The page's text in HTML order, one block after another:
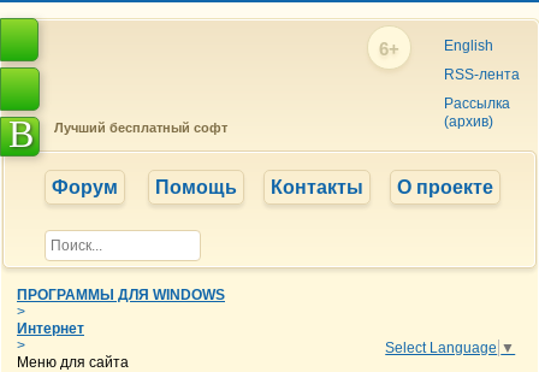
6+
English
RSS-лента
Рассылка
(архив)
Лучший бесплатный софт
Форум Помощь Контакты О проекте
ПРОГРАММЫ ДЛЯ WINDOWS
>
Интернет
>
Меню для сайта
Select Language ▼
B